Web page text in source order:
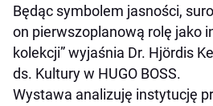
Będąc symbolem jasności,
on pierwszoplanową rolę jako
kolekcji” wyjaśnia Dr. Hjördis
ds. Kultury w HUGO BOSS.
Wystawa analizuję instytucję